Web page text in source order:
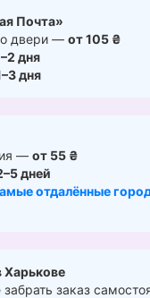
Почта»
двери — от 105 ₴
дня
дня
— от 55 ₴
дней
отдалённые
заказ